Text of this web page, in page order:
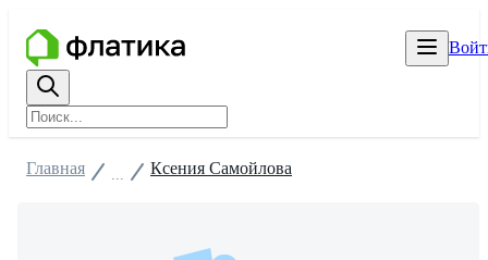
Главная Ксения Самойлова